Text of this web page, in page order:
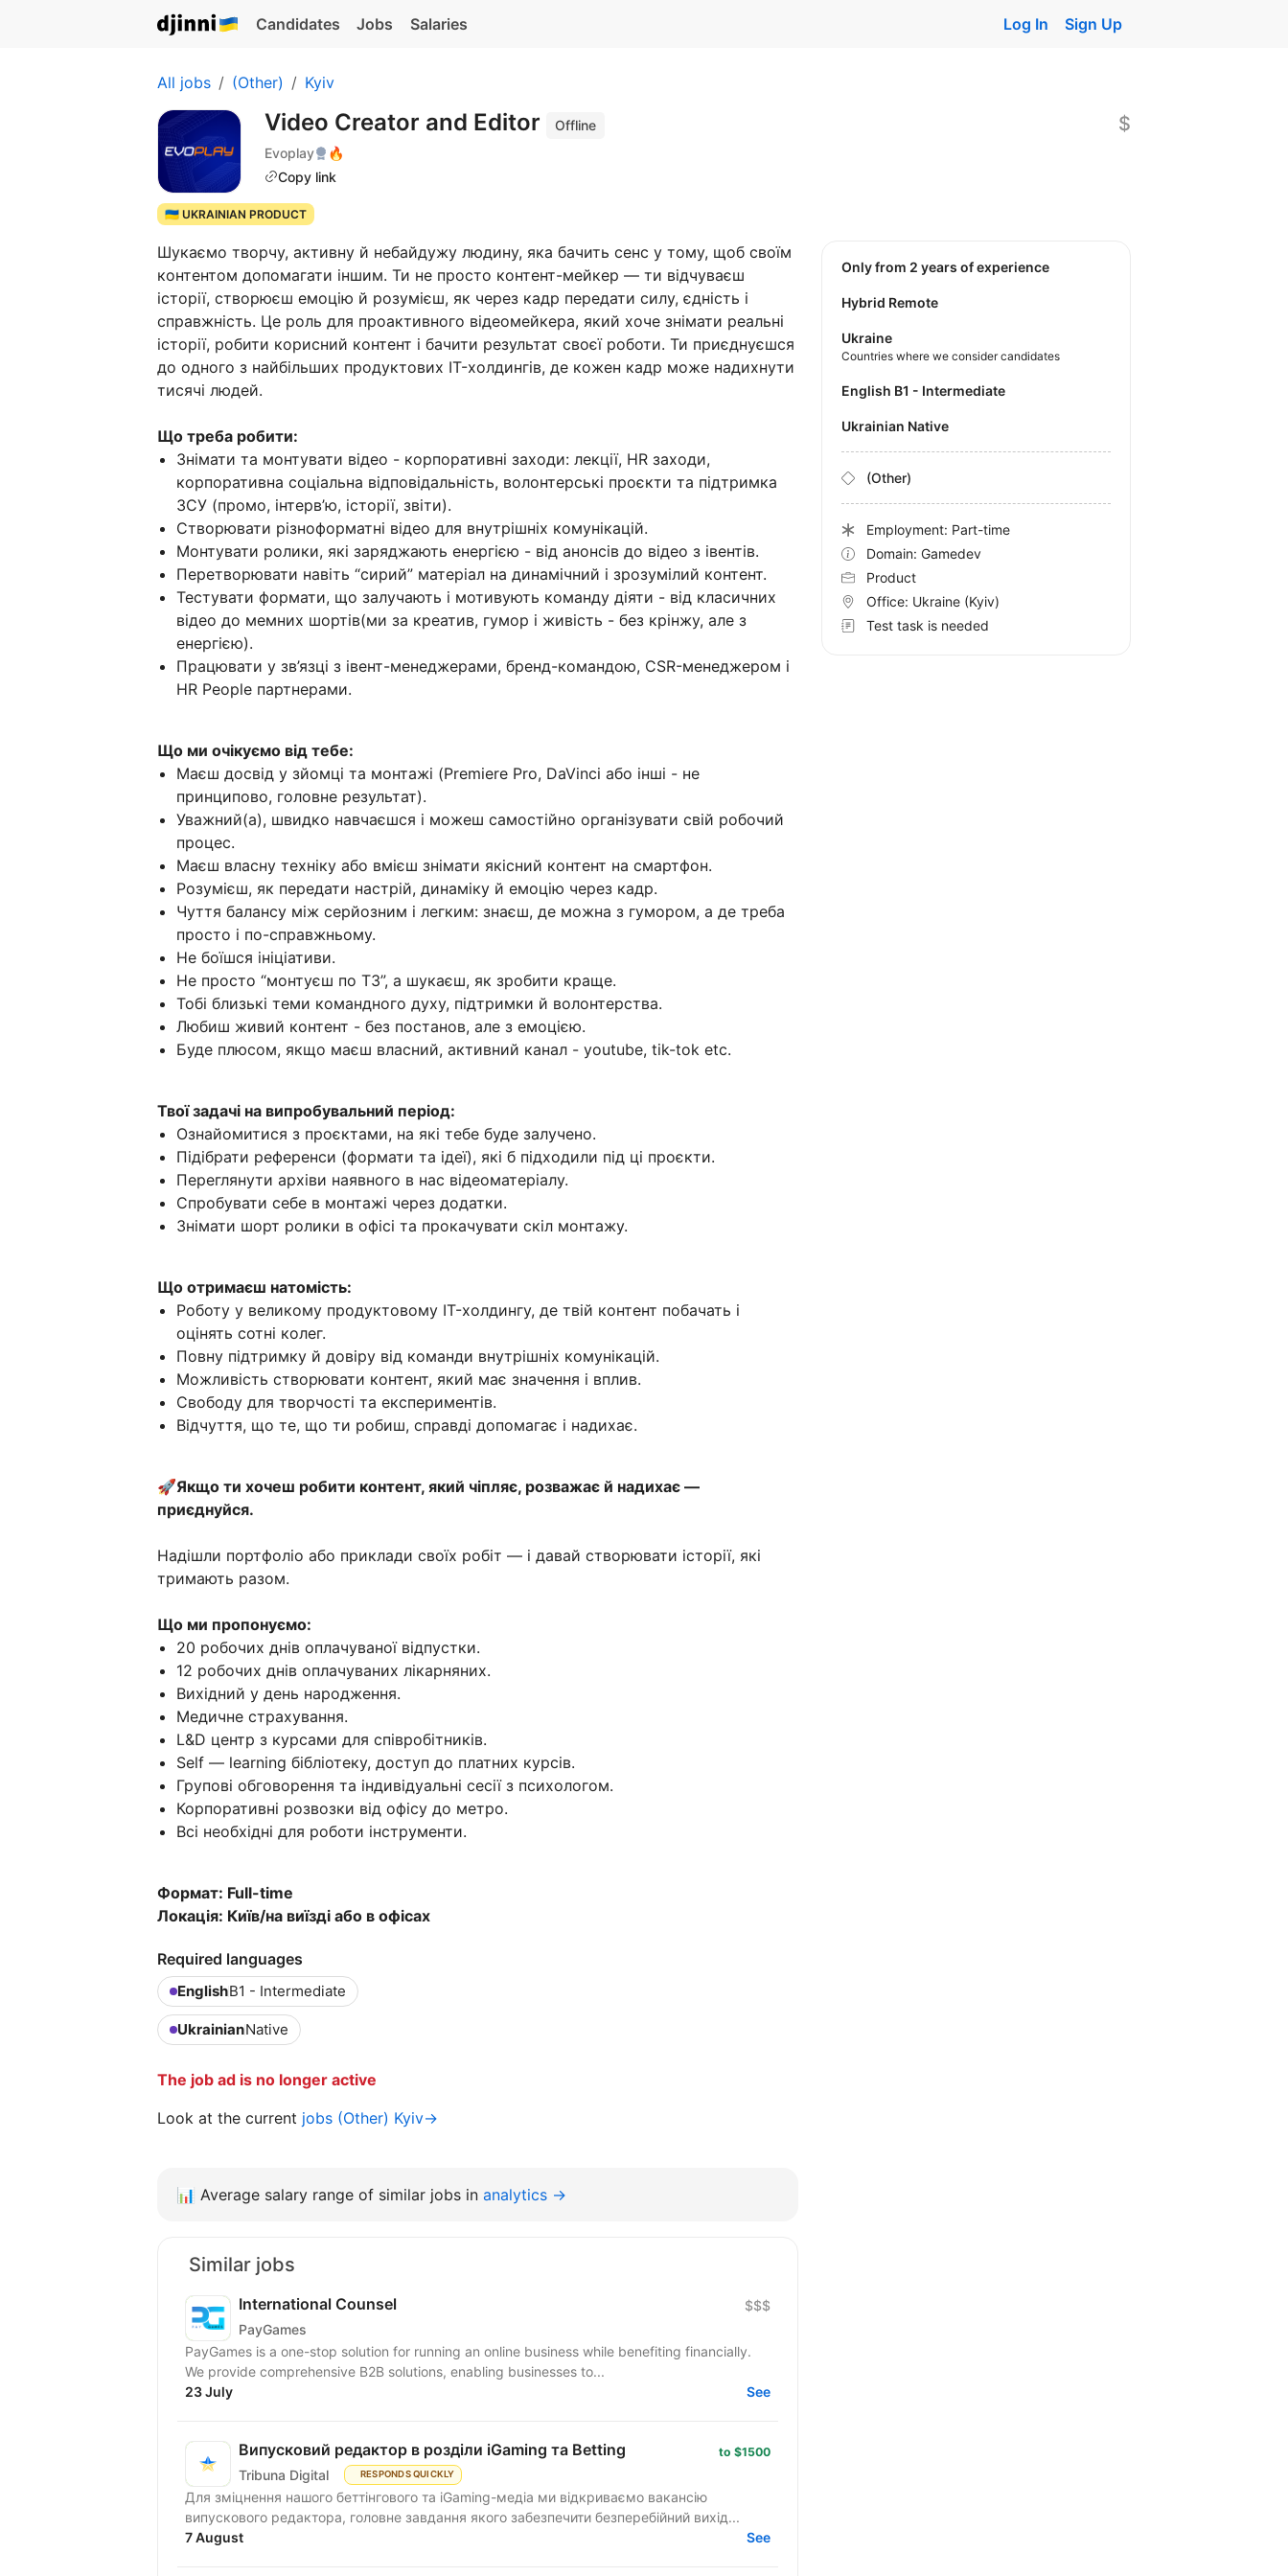
Candidates Jobs Salaries Log In Sign Up
All jobs (Other) Kyiv
Video Creator and Editor
Offline
Evoplay
🔥
Copy link
$
🇺🇦 UKRAINIAN PRODUCT
Шукаємо творчу, активну й небайдужу людину, яка бачить сенс у тому, щоб своїм
контентом допомагати іншим. Ти не просто контент-мейкер — ти відчуваєш
історії, створюєш емоцію й розумієш, як через кадр передати силу, єдність і
справжність. Це роль для проактивного відеомейкера, який хоче знімати реальні
історії, робити корисний контент і бачити результат своєї роботи. Ти приєднуєшся
до одного з найбільших продуктових IT-холдингів, де кожен кадр може надихнути
тисячі людей.
Що треба робити:
Знімати та монтувати відео - корпоративні заходи: лекції, HR заходи,
корпоративна соціальна відповідальність, волонтерські проєкти та підтримка
ЗСУ (промо, інтерв’ю, історії, звіти).
Створювати різноформатні відео для внутрішніх комунікацій.
Монтувати ролики, які заряджають енергією - від анонсів до відео з івентів.
Перетворювати навіть “сирий” матеріал на динамічний і зрозумілий контент.
Тестувати формати, що залучають і мотивують команду діяти - від класичних
відео до мемних шортів(ми за креатив, гумор і живість - без крінжу, але з
енергією).
Працювати у зв’язці з івент-менеджерами, бренд-командою, CSR-менеджером і
HR People партнерами.
Що ми очікуємо від тебе:
Маєш досвід у зйомці та монтажі (Premiere Pro, DaVinci або інші - не
принципово, головне результат).
Уважний(а), швидко навчаєшся і можеш самостійно організувати свій робочий
процес.
Маєш власну техніку або вмієш знімати якісний контент на смартфон.
Розумієш, як передати настрій, динаміку й емоцію через кадр.
Чуття балансу між серйозним і легким: знаєш, де можна з гумором, а де треба
просто і по-справжньому.
Не боїшся ініціативи.
Не просто “монтуєш по ТЗ”, а шукаєш, як зробити краще.
Тобі близькі теми командного духу, підтримки й волонтерства.
Любиш живий контент - без постанов, але з емоцією.
Буде плюсом, якщо маєш власний, активний канал - youtube, tik-tok etc.
Твої задачі на випробувальний період:
Ознайомитися з проєктами, на які тебе буде залучено.
Підібрати референси (формати та ідеї), які б підходили під ці проєкти.
Переглянути архіви наявного в нас відеоматеріалу.
Спробувати себе в монтажі через додатки.
Знімати шорт ролики в офісі та прокачувати скіл монтажу.
Що отримаєш натомість:
Роботу у великому продуктовому IT-холдингу, де твій контент побачать і
оцінять сотні колег.
Повну підтримку й довіру від команди внутрішніх комунікацій.
Можливість створювати контент, який має значення і вплив.
Свободу для творчості та експериментів.
Відчуття, що те, що ти робиш, справді допомагає і надихає.
🚀Якщо ти хочеш робити контент, який чіпляє, розважає й надихає —
приєднуйся.
Надішли портфоліо або приклади своїх робіт — і давай створювати історії, які
тримають разом.
Що ми пропонуємо:
20 робочих днів оплачуваної відпустки.
12 робочих днів оплачуваних лікарняних.
Вихідний у день народження.
Медичне страхування.
L&D центр з курсами для співробітників.
Self — learning бібліотеку, доступ до платних курсів.
Групові обговорення та індивідуальні сесії з психологом.
Корпоративні розвозки від офісу до метро.
Всі необхідні для роботи інструменти.
Формат: Full-time
Локація: Київ/на виїзді або в офісах
Required languages
EnglishB1 - Intermediate
UkrainianNative
The job ad is no longer active
Look at the current jobs (Other) Kyiv→
Only from 2 years of experience
Hybrid Remote
Ukraine
Countries where we consider candidates
English B1 - Intermediate
Ukrainian Native
(Other)
Employment: Part-time
Domain: Gamedev
Product
Office: Ukraine (Kyiv)
Test task is needed
📊 Average salary range of similar jobs in analytics →
Similar jobs
International Counsel
PayGames
$$$
PayGames is a one-stop solution for running an online business while benefiting financially.
We provide comprehensive B2B solutions, enabling businesses to...
23 July
See
Випусковий редактор в розділи iGaming та Betting
Tribuna Digital RESPONDS QUICKLY
to $1500
Для зміцнення нашого беттінгового та iGaming-медіа ми відкриваємо вакансію
випускового редактора, головне завдання якого забезпечити безперебійний вихід...
7 August
See